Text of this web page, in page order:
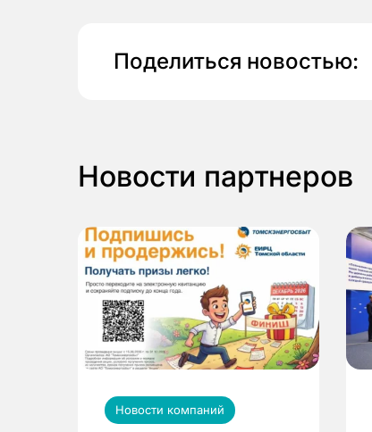
Поделиться новостью:
Новости партнеров
Новости компаний